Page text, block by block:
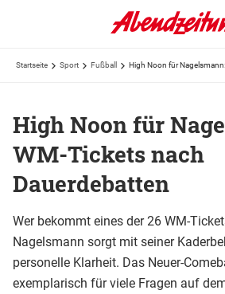
Startseite Sport Fußball
High Noon für
WM-Tickets nach
Dauerdebatten
Wer bekommt eines der 26 WM-
Nagelsmann sorgt mit seiner
personelle Klarheit. Das Neuer-
exemplarisch für viele Fragen auf